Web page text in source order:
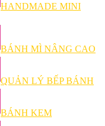
HANDMADE MINI
BÁNH MÌ NÂNG CAO
QUẢN LÝ BẾP BÁNH
BÁNH KEM